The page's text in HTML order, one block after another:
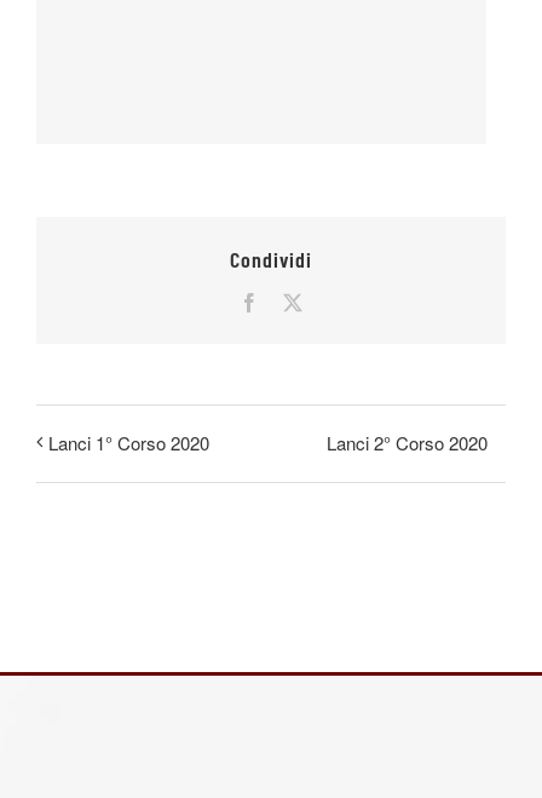
Condividi
Facebook
Lanci 1° Corso 2020 Lanci 2° Corso 2020